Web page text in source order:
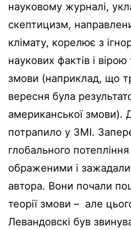
науковому журналі,
скептицизм,
клімату, корелює з
наукових фактів і вірою
змови (наприклад, що
вересня була
американської змови).
потрапило у ЗМІ.
глобального
ображеними і зажадали
автора. Вони почали
теорії змови – але
Левандовскі був